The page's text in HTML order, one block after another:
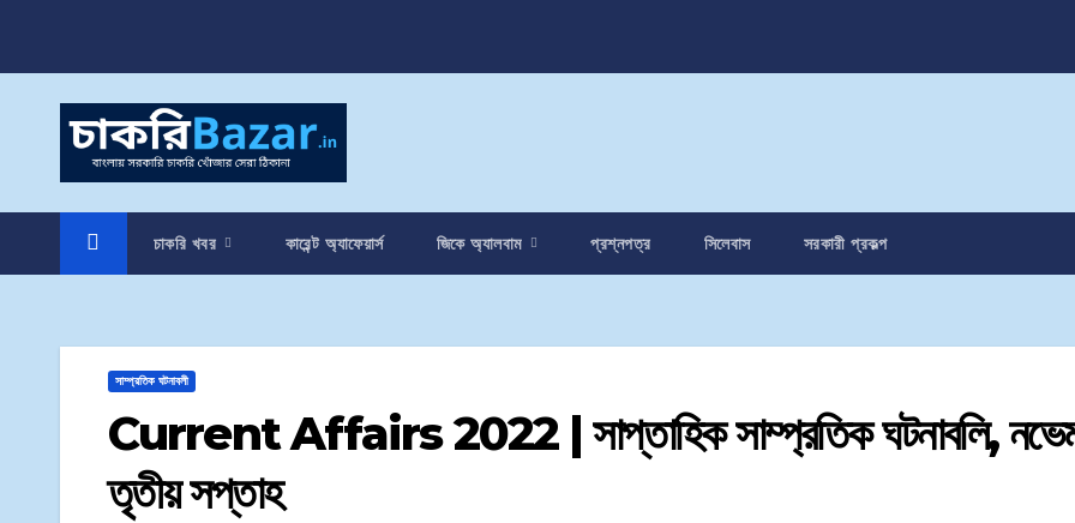
চাকরি খবর কারেন্ট অ্যাফেয়ার্স জিকে অ্যালবাম প্রশ্নপত্র সিলেবাস সরকারী প্রকল্প
সাম্প্রতিক ঘটনাবলী
Current Affairs 2022 | সাপ্তাহিক সাম্প্রতিক ঘটনাবলি,
তৃতীয় সপ্তাহ